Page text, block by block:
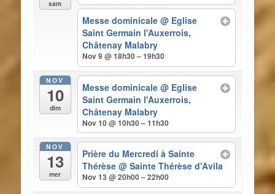
sam
Messe dominicale@ Eglise
Saint Germain l'Auxerrois,
Châtenay Malabry
Nov 9 @ 18h30 – 19h30
NOV
10
dim
Messe dominicale@ Eglise
Saint Germain l'Auxerrois,
Châtenay Malabry
Nov 10 @ 10h30 – 11h30
NOV
13
mer
Prière du Mercredi à Sainte
Thérèse@ Sainte Thérèse d'Avila
Nov 13 @ 20h00 – 22h00